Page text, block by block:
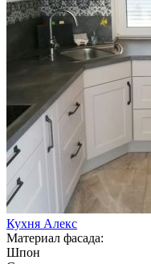
Кухня Алекс
Материал фасада:
Шпон